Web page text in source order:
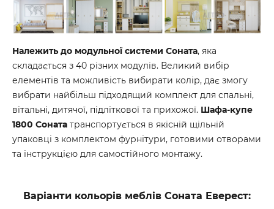
Належить до модульної системи Соната, яка
складається з 40 різних модулів. Великий вибір
елементів та можливість вибирати колір, дає змогу
вибрати найбільш підходящий комплект для спальні,
вітальні, дитячої, підліткової та прихожої. Шафа-купе
1800 Соната транспортується в якісній щільній
упаковці з комплектом фурнітури, готовими отворами
та інструкцією для самостійного монтажу.
Варіанти кольорів меблів Соната Еверест: